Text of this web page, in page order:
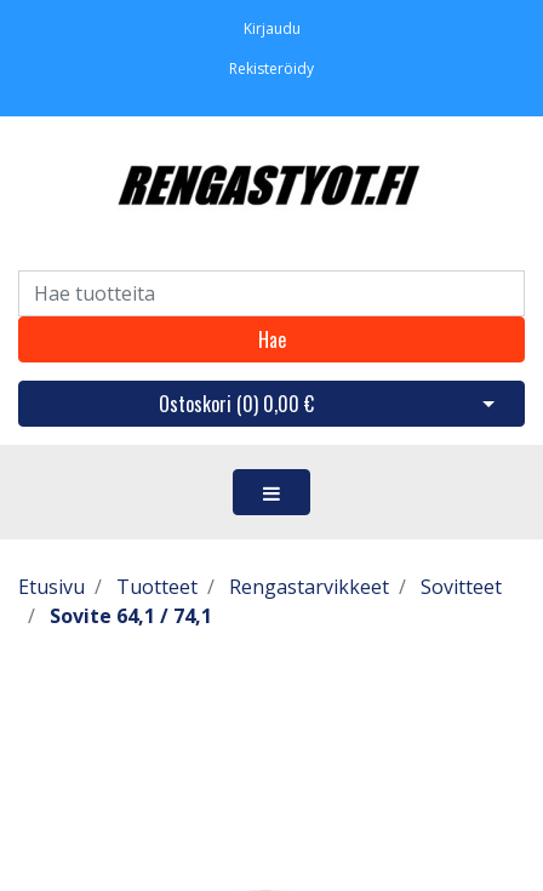
Kirjaudu
Rekisteröidy
Hae
Ostoskori (0) 0,00 € Avaa
Etusivu Tuotteet Rengastarvikkeet
Sovitteet
Sovite 64,1 / 74,1